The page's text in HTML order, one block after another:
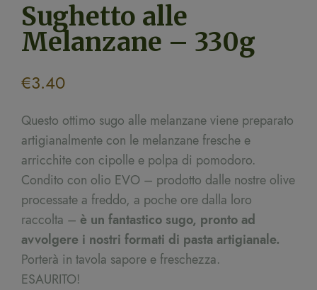
Sughetto alle
Melanzane – 330g
€3.40
Questo ottimo sugo alle melanzane viene preparato
artigianalmente con le melanzane fresche e
arricchite con cipolle e polpa di pomodoro.
Condito con olio EVO – prodotto dalle nostre olive
processate a freddo, a poche ore dalla loro
raccolta – è un fantastico sugo, pronto ad
avvolgere i nostri formati di pasta artigianale.
Porterà in tavola sapore e freschezza.
ESAURITO!